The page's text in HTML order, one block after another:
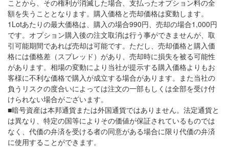
ことから、その権利が消滅した場合、支払ったオプション料の全
額を失うこととなります。購入価格と売却価格は変動します。
1Lotあたりの最大価格は、購入の場合990円、売却の場合1,000円
です。オプション購入後の注文取消は行う事ができませんが、取
引可能期間であれば売却は可能です。ただし、売却価格と購入価
格には価格差（スプレッド）があり、売却時に損失を被る可能性
があります。相場の変動により当社が提示する購入価格よりもお
客様に不利な価格で購入が成立する場合があります。また当社の
負うリスクの度合いによっては注文の一部もしくは全部を受け付
けられない場合がございます。
■暗号資産は本邦通貨または外国通貨ではありません。法定通貨と
は異なり、特定の国等によりその価値が保証されているものでは
なく、代価の弁済を受ける者の同意がある場合に限り代価の弁済
に使用することができます。